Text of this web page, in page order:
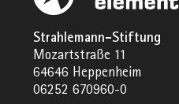
Strahlemann-Stiftung
Mozartstraße 11
64646 Heppenheim
06252 670960-0